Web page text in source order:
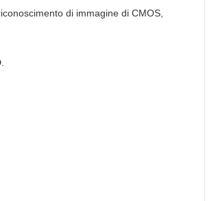
di immagine di CMOS,